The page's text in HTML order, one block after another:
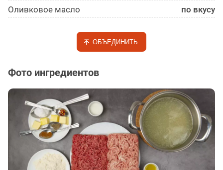
Оливковое масло
по вкусу
ОБЪЕДИНИТЬ
Фото ингредиентов